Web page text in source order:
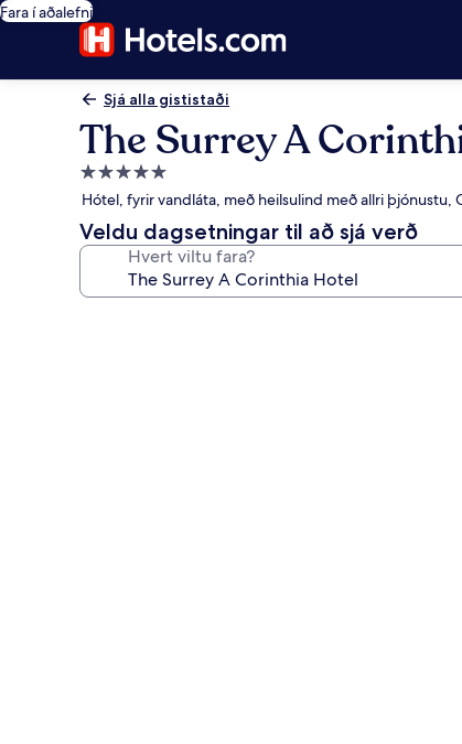
Fara í aðalefni
Sjá alla gististaði
The Surrey A
5.0
stjörnu
gististaður
Hótel, fyrir vandláta, með heilsulind með allri
Veldu dagsetningar til að sjá verð
Hvert viltu fara?